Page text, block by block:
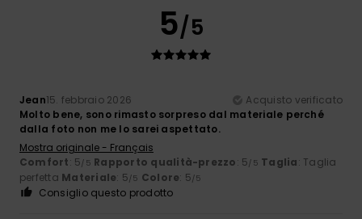
5/5
Jean15. febbraio 2026
Acquisto verificato
Molto bene, sono rimasto sorpreso dal materiale perché
dalla foto non me lo sarei aspettato.
Mostra originale - Français
Comfort: 5/5 Rapporto qualità-prezzo: 5/5 Taglia: Taglia
perfetta Materiale: 5/5 Colore: 5/5
Consiglio questo prodotto